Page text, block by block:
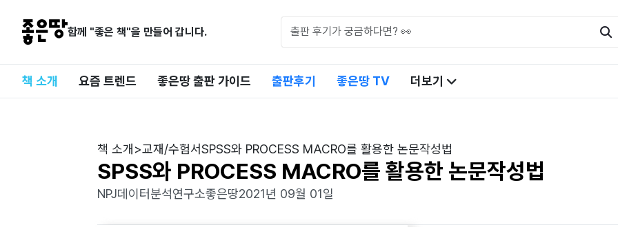
함께 "좋은 책"을 만들어 갑니다.
책 소개 요즘 트렌드 좋은땅 출판 가이드 출판후기 좋은땅 TV 더보기
책 소개 >교재/수험서SPSS와 PROCESS MACRO를 활용한 논문작성법
SPSS와 PROCESS MACRO를 활용한 논문작성법
NPJ데이터분석연구소좋은땅2021년 09월 01일